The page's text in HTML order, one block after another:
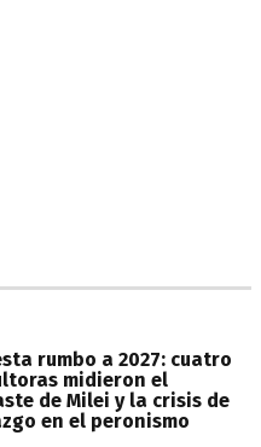
rumbo a 2027: cuatro
midieron el
de Milei y la crisis de
en el peronismo